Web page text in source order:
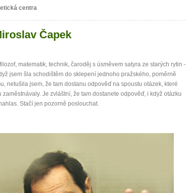
centra
Čapek
matematik, technik, čaroděj s úsměvem satyra ze starých rytin -
jsem šla schodištěm do sklepení jednoho pražského, poměrně
netušila jsem, že tam dostanu odpověď na spoustu otázek, které
Je zvláštní, že tam dostanete odpověď, i když otázku
Stačí jen pozorně poslouchat.